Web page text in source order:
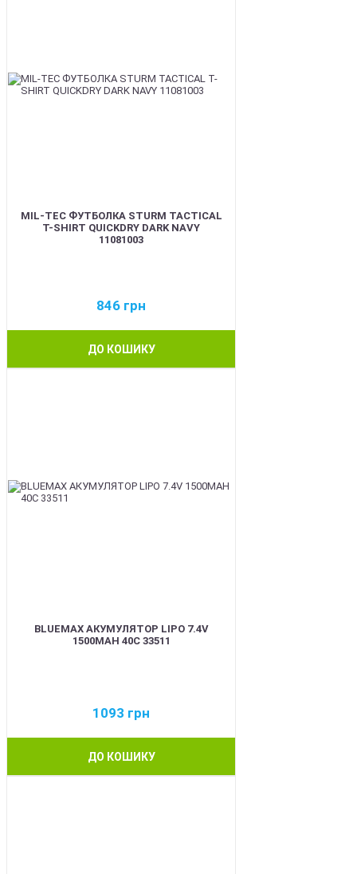
MIL-TEC ФУТБОЛКА STURM TACTICAL
T-SHIRT QUICKDRY DARK NAVY
11081003
846 грн
ДО КОШИКУ
BLUEMAX АКУМУЛЯТОР LIPO 7.4V
1500MAH 40C 33511
1093 грн
ДО КОШИКУ